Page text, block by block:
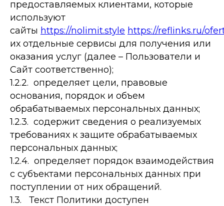
предоставляемых клиентами, которые
используют
сайты https://nolimit.style https://reflinks.ru/
их отдельные сервисы для получения или
оказания услуг (далее – Пользователи и
Сайт соответственно);
1.2.2. определяет цели, правовые
основания, порядок и объем
обрабатываемых персональных данных;
1.2.3. содержит сведения о реализуемых
требованиях к защите обрабатываемых
персональных данных;
1.2.4. определяет порядок взаимодействия
с субъектами персональных данных при
поступлении от них обращений.
1.3. Текст Политики доступен